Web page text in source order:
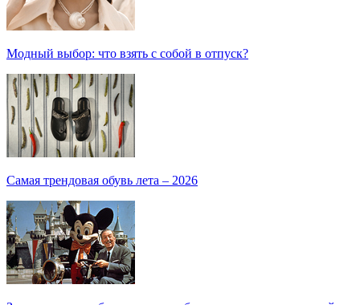
Модный выбор: что взять с собой в отпуск?
Самая трендовая обувь лета – 2026